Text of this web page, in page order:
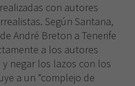
con autores
Según Santana,
André Breton a Tenerife
a los autores
negar los lazos con los
a un “complejo de